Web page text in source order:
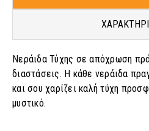
Νεράιδα Τύχης σε απόχρωση
διαστάσεις. Η κάθε νεράιδα
και σου χαρίζει καλή τύχη
μυστικό.